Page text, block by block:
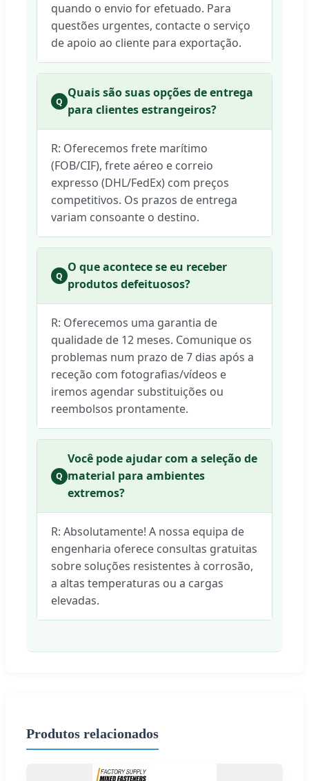
quando o envio for efetuado. Para
questões urgentes, contacte o serviço
de apoio ao cliente para exportação.
Q
Quais são suas opções de entrega
para clientes estrangeiros?
R: Oferecemos frete marítimo
(FOB/CIF), frete aéreo e correio
expresso (DHL/FedEx) com preços
competitivos. Os prazos de entrega
variam consoante o destino.
Q
O que acontece se eu receber
produtos defeituosos?
R: Oferecemos uma garantia de
qualidade de 12 meses. Comunique os
problemas num prazo de 7 dias após a
receção com fotografias/vídeos e
iremos agendar substituições ou
reembolsos prontamente.
Q
Você pode ajudar com a seleção de
material para ambientes
extremos?
R: Absolutamente! A nossa equipa de
engenharia oferece consultas gratuitas
sobre soluções resistentes à corrosão,
a altas temperaturas ou a cargas
elevadas.
Produtos relacionados